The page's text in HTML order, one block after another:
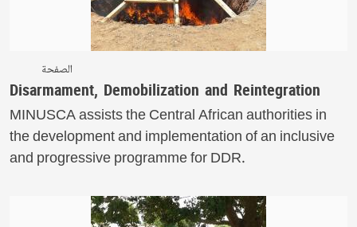
الصفحة
Disarmament, Demobilization and Reintegration
MINUSCA assists the Central African authorities in
the development and implementation of an inclusive
and progressive programme for DDR.